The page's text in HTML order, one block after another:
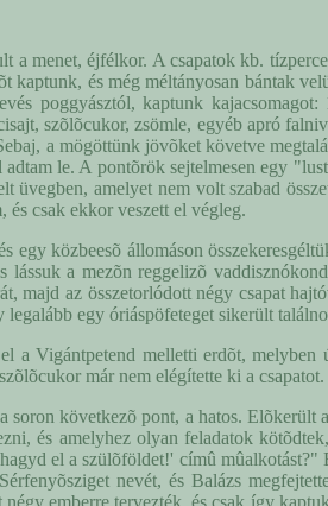
menet, éjfélkor. A csapatok kb.
kaptunk, és még méltányosan bántak
poggyásztól, kaptunk
szõlõcukor, zsömle, egyéb apró
a mögöttünk jövõket követve
le. A pontõrök sejtelmesen egy
üvegben, amelyet nem volt szabad
csak ekkor veszett el végleg.
egy közbeesõ állomáson
lássuk a mezõn reggelizõ
majd az összetorlódott négy csapat
egy óriáspöfeteget sikerült
a Vigántpetend melletti erdõt,
már nem elégítette ki a
következõ pont, a hatos.
és amelyhez olyan feladatok
el a szülõföldet!' címû
nevét, és Balázs
emberre tervezték, és csak így